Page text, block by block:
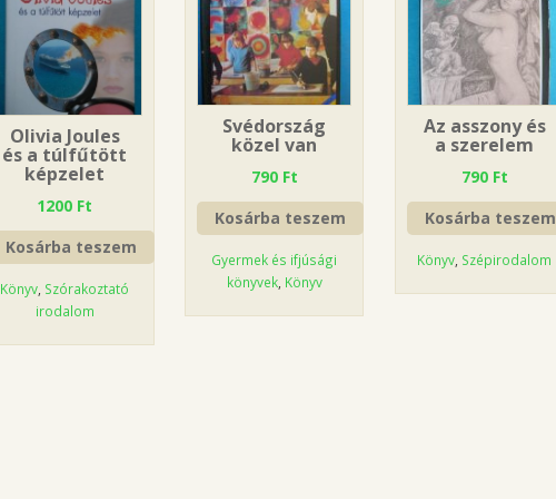
Olivia Joules
és a túlfűtött
képzelet
1200 Ft
Kosárba teszem
Könyv, Szórakoztató
irodalom
Svédország
közel van
790 Ft
Kosárba teszem
Gyermek és ifjúsági
könyvek, Könyv
Az asszony és
a szerelem
790 Ft
Kosárba teszem
Könyv Szépirodalom